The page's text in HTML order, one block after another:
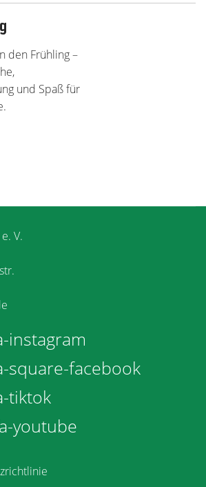
den Frühling –
und Spaß für
V.
instagram
square-facebook
tiktok
youtube